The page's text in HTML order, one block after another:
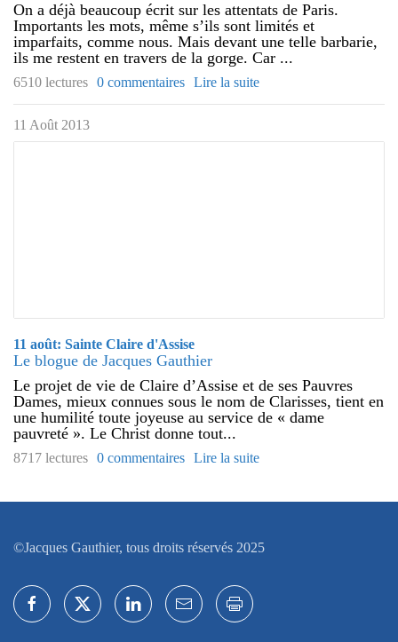
On a déjà beaucoup écrit sur les attentats de Paris.
Importants les mots, même s’ils sont limités et
imparfaits, comme nous. Mais devant une telle barbarie,
ils me restent en travers de la gorge. Car ...
6510 lectures 0 commentaires Lire la suite
11 Août 2013
11 août: Sainte Claire d'Assise
Le blogue de Jacques Gauthier
Le projet de vie de Claire d’Assise et de ses Pauvres
Dames, mieux connues sous le nom de Clarisses, tient en
une humilité toute joyeuse au service de « dame
pauvreté ». Le Christ donne tout...
8717 lectures 0 commentaires Lire la suite
©Jacques Gauthier, tous droits réservés 2025